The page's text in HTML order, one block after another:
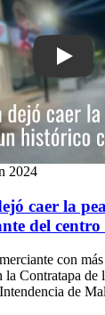
Play:
2024
caer la
del
con
Contratapa de
de